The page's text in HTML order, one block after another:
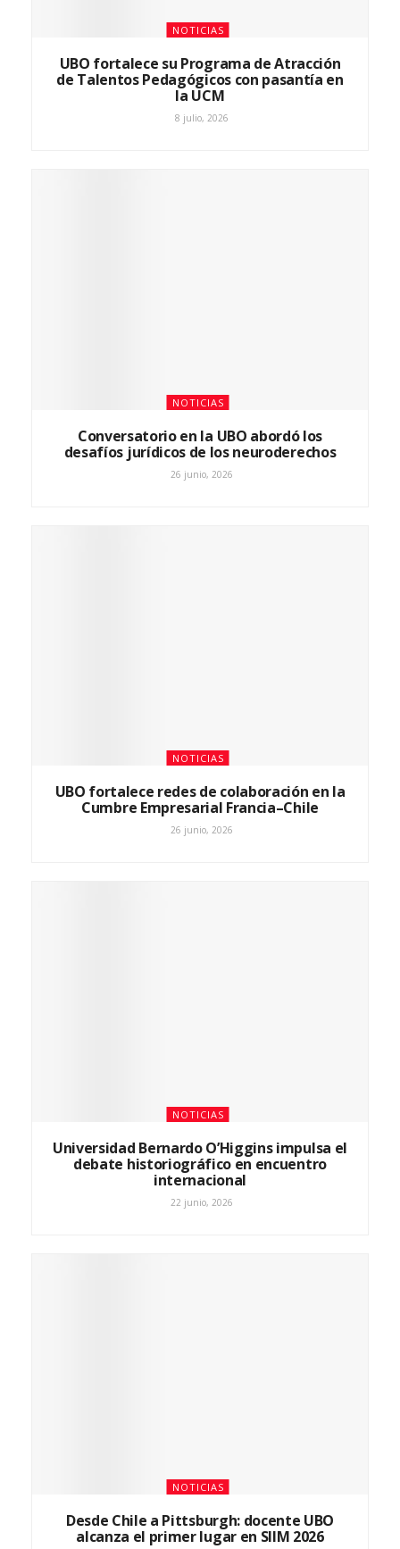
NOTICIAS
UBO fortalece su Programa de Atracción
de Talentos Pedagógicos con pasantía en
la UCM
8 julio, 2026
NOTICIAS
Conversatorio en la UBO abordó los
desafíos jurídicos de los neuroderechos
26 junio, 2026
NOTICIAS
UBO fortalece redes de colaboración en la
Cumbre Empresarial Francia–Chile
26 junio, 2026
NOTICIAS
Universidad Bernardo O’Higgins impulsa el
debate historiográfico en encuentro
internacional
22 junio, 2026
NOTICIAS
Desde Chile a Pittsburgh: docente UBO
alcanza el primer lugar en SIIM 2026